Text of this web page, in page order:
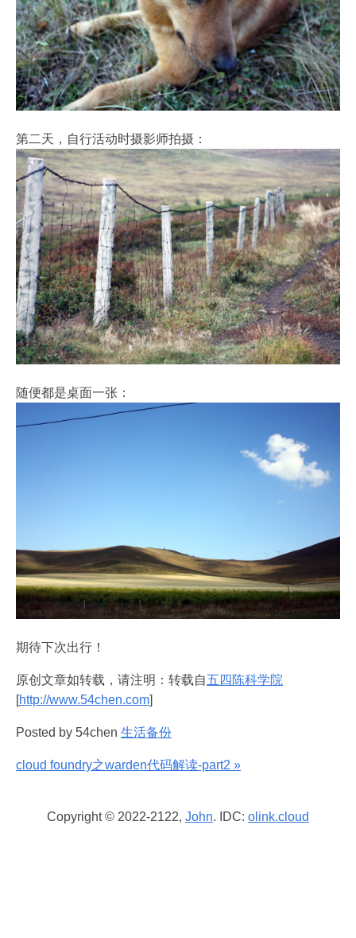
第二天，自行活动时摄影师拍摄：
随便都是桌面一张：
期待下次出行！
原创文章如转载，请注明：转载自五四陈科学院
[http://www.54chen.com]
Posted by 54chen 生活备份
cloud foundry之warden代码解读-part2 »
Copyright © 2022-2122, John. IDC: olink.cloud